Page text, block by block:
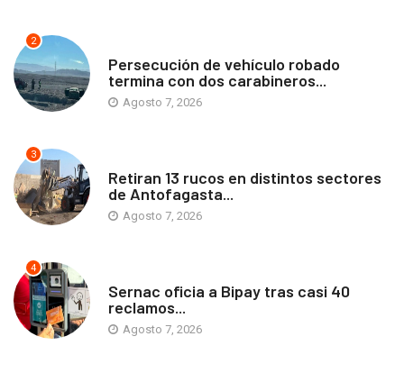
2
Persecución de vehículo robado
termina con dos carabineros...
Agosto 7, 2026
3
Retiran 13 rucos en distintos sectores
de Antofagasta...
Agosto 7, 2026
4
Sernac oficia a Bipay tras casi 40
reclamos...
Agosto 7, 2026